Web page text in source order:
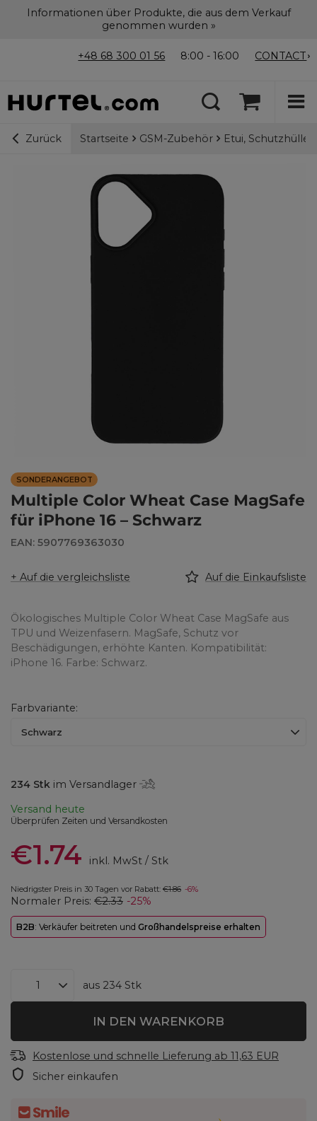
Informationen über Produkte, die aus dem Verkauf
genommen wurden »
+48 68 300 01 56 8:00 - 16:00 CONTACT
Zurück Startseite GSM-Zubehör Etui, Schutzhülle
SONDERANGEBOT
Multiple Color Wheat Case MagSafe
für iPhone 16 – Schwarz
EAN: 5907769363030
+ Auf die vergleichsliste Auf die Einkaufsliste
Ökologisches Multiple Color Wheat Case MagSafe aus
TPU und Weizenfasern. MagSafe, Schutz vor
Beschädigungen, erhöhte Kanten. Kompatibilität:
iPhone 16. Farbe: Schwarz.
Farbvariante
Schwarz
234 Stk im Versandlager
Versand heute
Überprüfen Zeiten und Versandkosten
€1.74 inkl. MwSt/ Stk
Niedrigster Preis in 30 Tagen vor Rabatt: €1.86 -6%
Normaler Preis: €2.33 -25%
B2B: Verkäufer beitreten und Großhandelspreise erhalten
aus 234 Stk
IN DEN WARENKORB
Kostenlose und schnelle Lieferung ab 11,63 EUR
Sicher einkaufen